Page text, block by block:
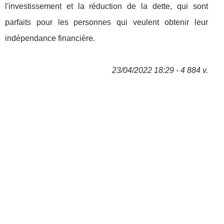
l'investissement et la réduction de la dette, qui sont
parfaits pour les personnes qui veulent obtenir leur
indépendance financière.
23/04/2022 18:29 - 4 884 v.